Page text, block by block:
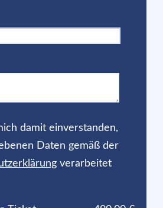
damit einverstanden,
Daten gemäß der
verarbeitet